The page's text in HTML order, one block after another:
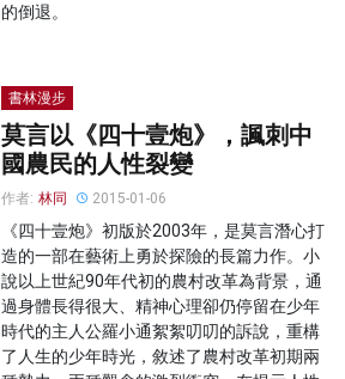
的倒退。
書林漫步
莫言以《四十壹炮》，諷刺中
國農民的人性裂變
作者: 林同 2015-01-06
《四十壹炮》初版於2003年，是莫言潛心打
造的一部在藝術上勇於探險的長篇力作。小
說以上世紀90年代初的農村改革為背景，通
過身體長得很大、精神心理卻仍停留在少年
時代的主人公羅小通絮絮叨叨的訴說，重構
了人生的少年時光，敘述了農村改革初期兩